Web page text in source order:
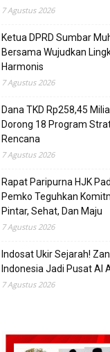
7 Agustus 2026
Ketua DPRD Sumbar
Bersama Wujudkan
Harmonis
7 Agustus 2026
Dana TKD Rp258,45
Dorong 18 Program
Rencana
7 Agustus 2026
Rapat Paripurna HJK
Pemko Teguhkan
Pintar, Sehat, Dan Maju
7 Agustus 2026
Indosat Ukir Sejarah!
Indonesia Jadi Pusat AI
7 Agustus 2026